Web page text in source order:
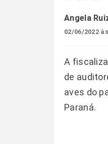
Angela
02/06/2022
A
de
aves do
Paraná.